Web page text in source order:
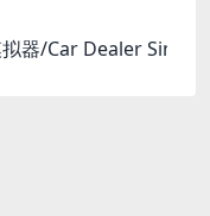
器/Car Dealer